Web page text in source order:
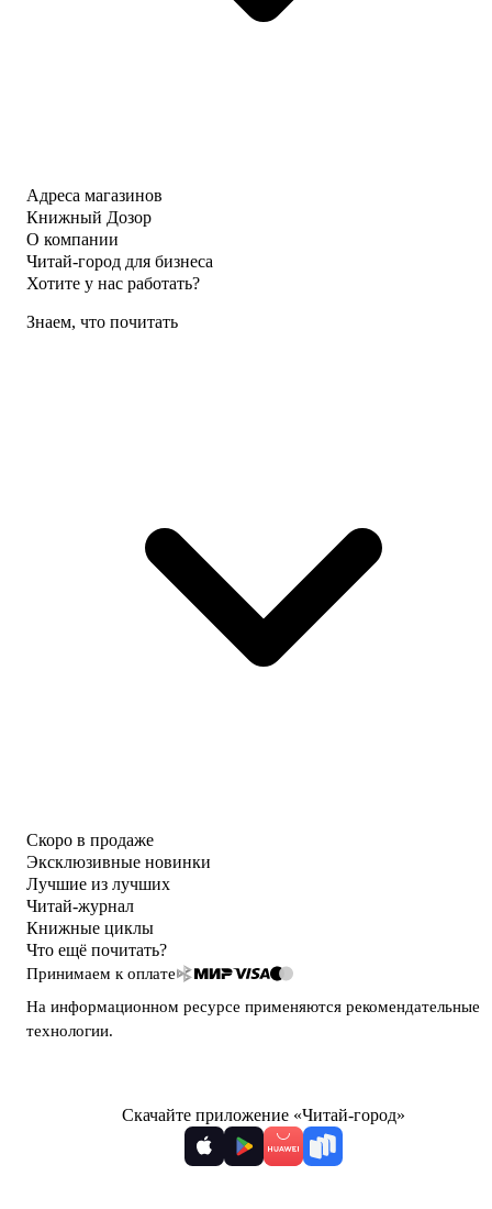
Адреса магазинов
Книжный Дозор
О компании
Читай-город для бизнеса
Хотите у нас работать?
Знаем, что почитать
Скоро в продаже
Эксклюзивные новинки
Лучшие из лучших
Читай-журнал
Книжные циклы
Что ещё почитать?
Принимаем к оплате
На информационном ресурсе применяются рекомендательные
технологии.
Скачайте приложение «Читай-город»